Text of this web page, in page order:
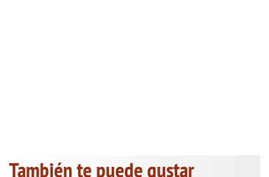
También te puede gustar